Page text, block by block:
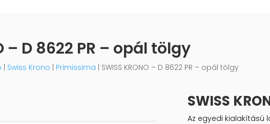
– D 8622 PR – opál tölgy
| Swiss Krono | Primissima | SWISS KRONO – D 8622 PR – opál tölgy
SWISS
Az egyedi kialakítású